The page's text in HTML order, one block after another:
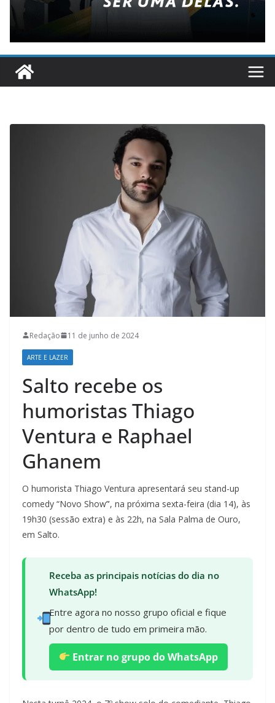
Redação 11 de junho de 2024
ARTE E LAZER
Salto recebe os
humoristas Thiago
Ventura e Raphael
Ghanem
O humorista Thiago Ventura apresentará seu stand-up
comedy “Novo Show”, na próxima sexta-feira (dia 14), às
19h30 (sessão extra) e às 22h, na Sala Palma de Ouro,
em Salto.
Receba as principais notícias do dia no
WhatsApp!
Entre agora no nosso grupo oficial e fique
por dentro de tudo em primeira mão.
Entrar no grupo do WhatsApp